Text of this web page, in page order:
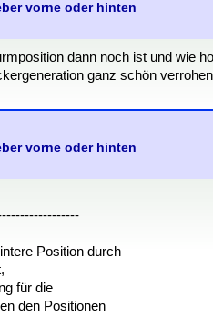
vorne oder hinten
dann noch ist und wie
ganz schön
vorne oder hinten
Position durch
für die
den Positionen